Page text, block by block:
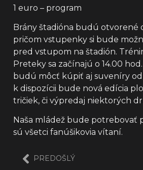
1 euro – program
Brány štadióna budú otvorené
pričom vstupenky si bude
pred vstupom na štadión.
Preteky sa začínajú o 14.00
budú môcť kúpiť aj suveníry od
k dispozícii bude nová edícia
tričiek, či výpredaj niektorých
Naša mládež bude potrebovať
sú všetci fanúšikovia vítaní.
PREDOŠLÝ